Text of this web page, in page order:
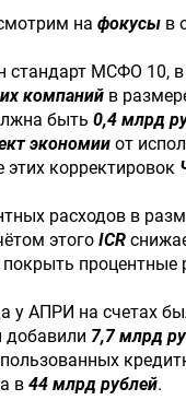
на фокусы в
стандарт МСФО 10,
компаний в
быть 0,4 млрд
экономии от
корректировок
расходов в
этого ICR
покрыть процентные
у АПРИ на счетах
добавили 7,7 млрд
в 44 млрд рублей.